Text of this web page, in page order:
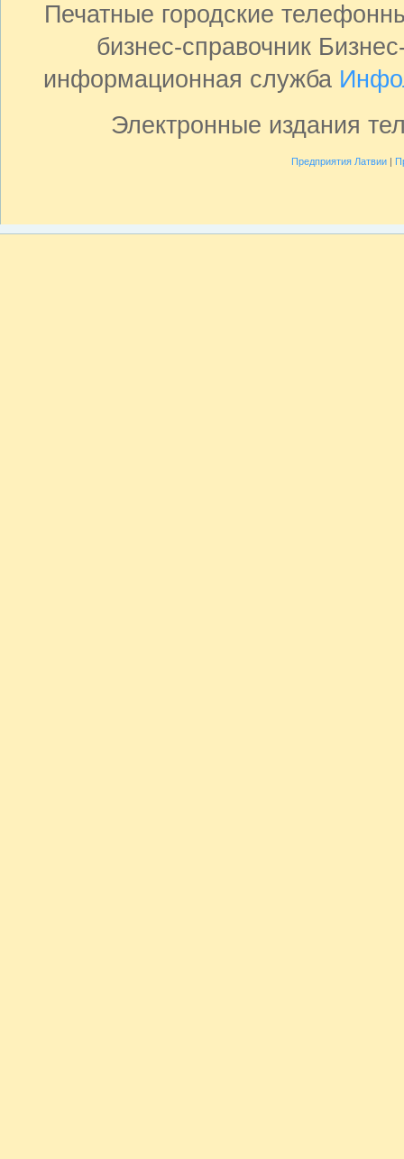
Печатные городские
бизнес-справочник
информационная служба
Электронные издания
Предприятия Латвии|